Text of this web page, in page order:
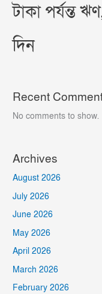
টাকা পর্যন্ত
দিন
Recent
No comments to show.
Archives
August 2026
July 2026
June 2026
May 2026
April 2026
March 2026
February 2026